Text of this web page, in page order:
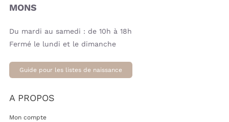
MONS
Du mardi au samedi : de 10h à 18h
Fermé le lundi et le dimanche
Guide pour les listes de naissance
A PROPOS
Mon compte